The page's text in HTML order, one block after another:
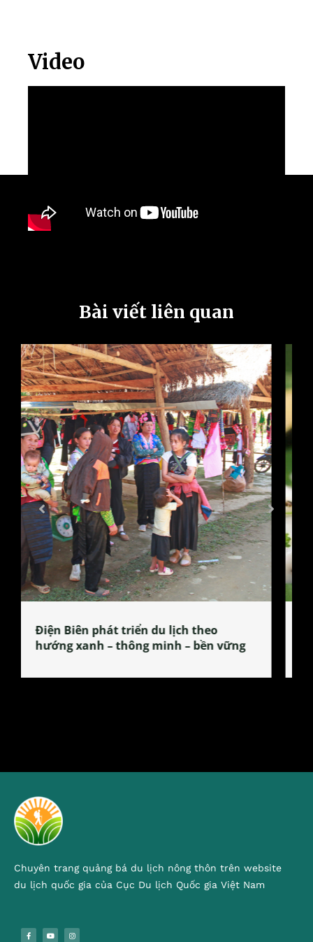
Video
Bài viết liên quan
Làng làm bánh tẻ Phú Nhi – nơi lan
tỏa đặc sản xứ Đoài
Chuyên trang quảng bá du lịch nông thôn trên website
du lịch quốc gia của Cục Du lịch Quốc gia Việt Nam